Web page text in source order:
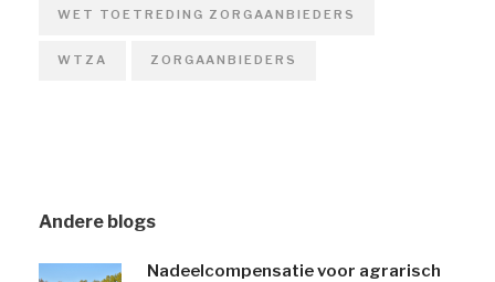
WET TOETREDING ZORGAANBIEDERS
WTZA ZORGAANBIEDERS
Andere blogs
Nadeelcompensatie voor agrarisch